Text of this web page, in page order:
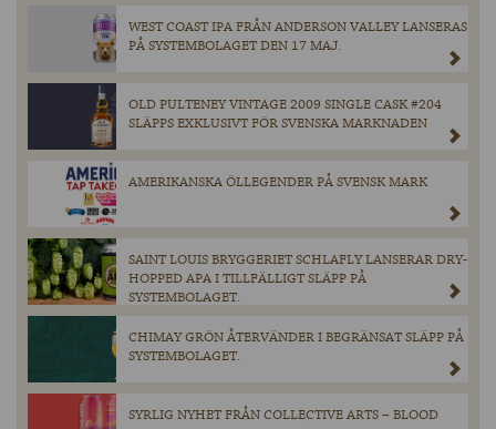
WEST COAST IPA FRÅN ANDERSON VALLEY LANSERAS
PÅ SYSTEMBOLAGET DEN 17 MAJ.
OLD PULTENEY VINTAGE 2009 SINGLE CASK #204
SLÄPPS EXKLUSIVT FÖR SVENSKA MARKNADEN
AMERIKANSKA ÖLLEGENDER PÅ SVENSK MARK
SAINT LOUIS BRYGGERIET SCHLAFLY LANSERAR DRY-
HOPPED APA I TILLFÄLLIGT SLÄPP PÅ
SYSTEMBOLAGET.
CHIMAY GRÖN ÅTERVÄNDER I BEGRÄNSAT SLÄPP PÅ
SYSTEMBOLAGET.
SYRLIG NYHET FRÅN COLLECTIVE ARTS – BLOOD